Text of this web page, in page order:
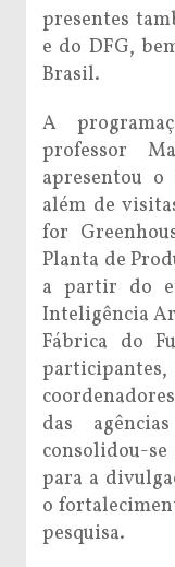
presentes
e do DFG,
Brasil.
A
professor
apresentou o
além de
for
Planta de
a partir do
Inteligência
Fábrica do
das
consolidou-
para a
o
pesquisa.